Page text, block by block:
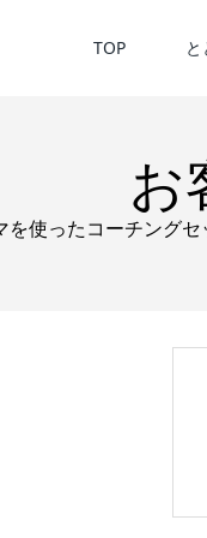
TOP
お
を使ったコーチング